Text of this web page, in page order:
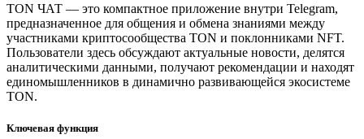
TON ЧАТ — это компактное приложение внутри Telegram,
предназначенное для общения и обмена знаниями между
участниками криптосообщества TON и поклонниками NFT.
Пользователи здесь обсуждают актуальные новости, делятся
аналитическими данными, получают рекомендации и находят
единомышленников в динамично развивающейся экосистеме
TON.
Ключевая функция